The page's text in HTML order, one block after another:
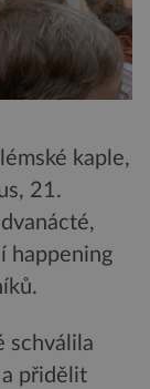
kaple,
21.
happening
schválila
a přidělit